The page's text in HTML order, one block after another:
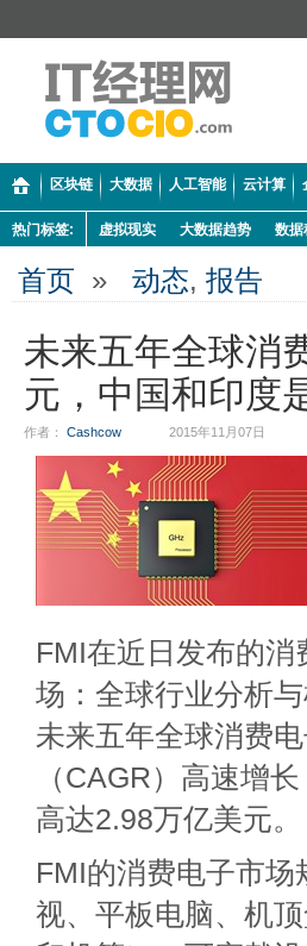
区块链 大数据 人工智能 云计算
热门标签: 虚拟现实 大数据趋势 数据
首页 » 动态, 报告
未来五年全球消
元，中国和印度
作者： Cashcow 2015年11月07日
FMI在近日发布的
场：全球行业分析
未来五年全球消费
（CAGR）高速增
高达2.98万亿美元。
FMI的消费电子市
视、平板电脑、机